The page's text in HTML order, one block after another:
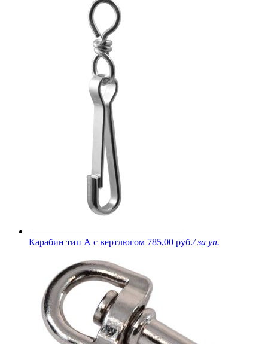
Карабин тип А с вертлюгом 785,00 руб./ за уп.